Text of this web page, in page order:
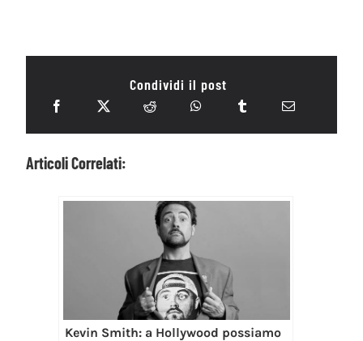
Condividi il post
Articoli Correlati:
Kevin Smith: a Hollywood possiamo